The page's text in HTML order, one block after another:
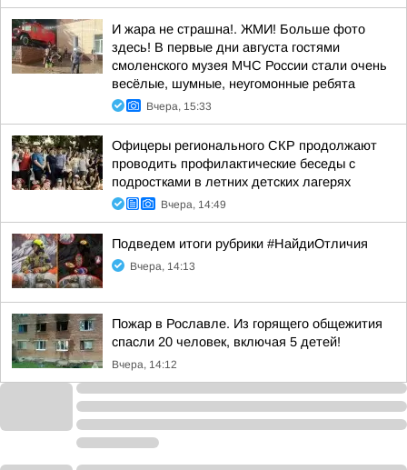
И жара не страшна!. ЖМИ! Больше фото
здесь! В первые дни августа гостями
смоленского музея МЧС России стали очень
весёлые, шумные, неугомонные ребята
Вчера, 15:33
Офицеры регионального СКР продолжают
проводить профилактические беседы с
подростками в летних детских лагерях
Вчера, 14:49
Подведем итоги рубрики #НайдиОтличия
Вчера, 14:13
Пожар в Рославле. Из горящего общежития
спасли 20 человек, включая 5 детей!
Вчера, 14:12